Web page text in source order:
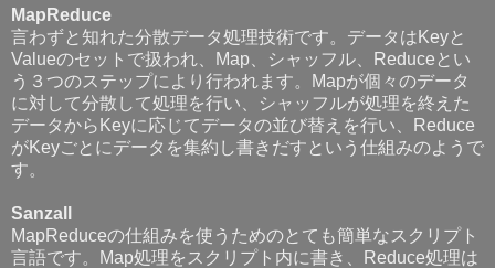
MapReduce
言わずと知れた分散データ処理技術です。データはKeyと
Valueのセットで扱われ、Map、シャッフル、Reduceとい
う３つのステップにより行われます。Mapが個々のデータ
に対して分散して処理を行い、シャッフルが処理を終えた
データからKeyに応じてデータの並び替えを行い、Reduce
がKeyごとにデータを集約し書きだすという仕組みのようで
す。
Sanzall
MapReduceの仕組みを使うためのとても簡単なスクリプト
言語です。
Map処理をスクリプト内に書き、Reduce処理は